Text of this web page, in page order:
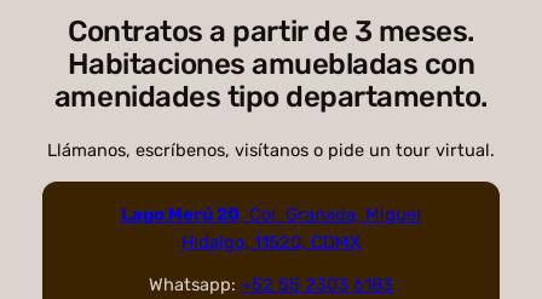
Contratos a partir de 3 meses.
Habitaciones amuebladas con
amenidades tipo departamento.
Llámanos, escríbenos, visítanos o pide un tour virtual.
Lago Merú 20, Col. Granada, Miguel
Hidalgo, 11520, CDMX
Whatsapp: +52 55 2303 6183